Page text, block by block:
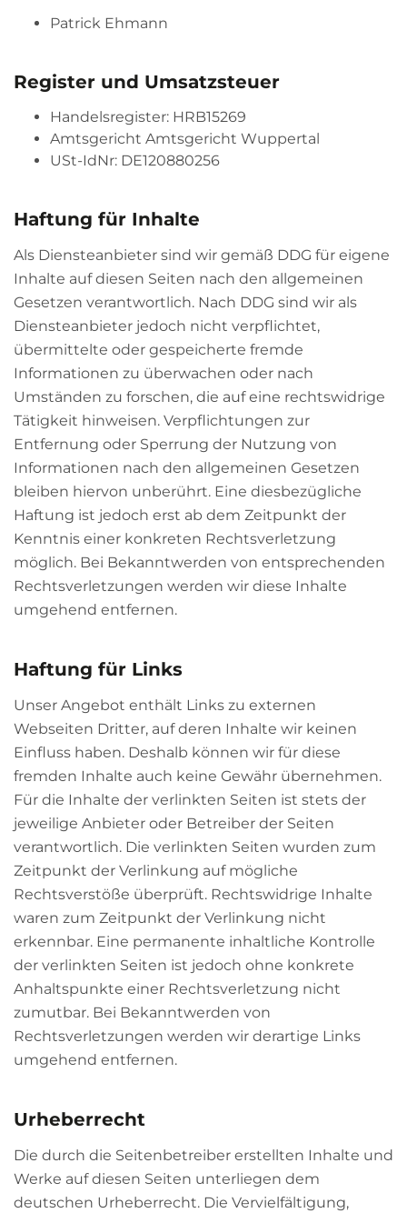
Patrick Ehmann
Register und Umsatzsteuer
Handelsregister: HRB15269
Amtsgericht Amtsgericht Wuppertal
USt-IdNr: DE120880256
Haftung für Inhalte
Als Diensteanbieter sind wir gemäß DDG für eigene
Inhalte auf diesen Seiten nach den allgemeinen
Gesetzen verantwortlich. Nach DDG sind wir als
Diensteanbieter jedoch nicht verpflichtet,
übermittelte oder gespeicherte fremde
Informationen zu überwachen oder nach
Umständen zu forschen, die auf eine rechtswidrige
Tätigkeit hinweisen. Verpflichtungen zur
Entfernung oder Sperrung der Nutzung von
Informationen nach den allgemeinen Gesetzen
bleiben hiervon unberührt. Eine diesbezügliche
Haftung ist jedoch erst ab dem Zeitpunkt der
Kenntnis einer konkreten Rechtsverletzung
möglich. Bei Bekanntwerden von entsprechenden
Rechtsverletzungen werden wir diese Inhalte
umgehend entfernen.
Haftung für Links
Unser Angebot enthält Links zu externen
Webseiten Dritter, auf deren Inhalte wir keinen
Einfluss haben. Deshalb können wir für diese
fremden Inhalte auch keine Gewähr übernehmen.
Für die Inhalte der verlinkten Seiten ist stets der
jeweilige Anbieter oder Betreiber der Seiten
verantwortlich. Die verlinkten Seiten wurden zum
Zeitpunkt der Verlinkung auf mögliche
Rechtsverstöße überprüft. Rechtswidrige Inhalte
waren zum Zeitpunkt der Verlinkung nicht
erkennbar. Eine permanente inhaltliche Kontrolle
der verlinkten Seiten ist jedoch ohne konkrete
Anhaltspunkte einer Rechtsverletzung nicht
zumutbar. Bei Bekanntwerden von
Rechtsverletzungen werden wir derartige Links
umgehend entfernen.
Urheberrecht
Die durch die Seitenbetreiber erstellten Inhalte und
Werke auf diesen Seiten unterliegen dem
deutschen Urheberrecht. Die Vervielfältigung,